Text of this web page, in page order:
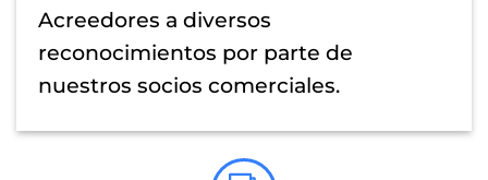
Acreedores a diversos
reconocimientos por parte de
nuestros socios comerciales.